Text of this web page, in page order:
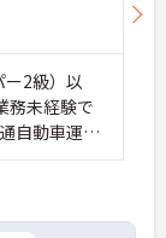
2級）以
未経験で
自動車運転